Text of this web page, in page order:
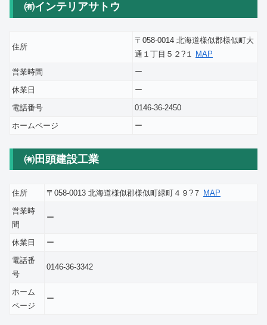
㈲インテリアサトウ
住所
〒058-0014 北海道様似郡様似町大
通１丁目５２?１ MAP
営業時間
ー
休業日
ー
電話番号
0146-36-2450
ホームページ
ー
㈲田頭建設工業
住所 〒058-0013 北海道様似郡様似町緑町４９?７ MAP
営業時
間
ー
休業日
ー
電話番
号
0146-36-3342
ホーム
ページ
ー